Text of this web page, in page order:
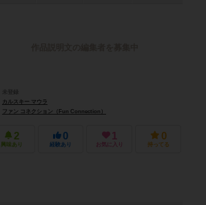
カルスキー マウラ
ファン コネクション（Fun Connection）
2
興味あり
0
経験あり
1
お気に入り
0
持ってる